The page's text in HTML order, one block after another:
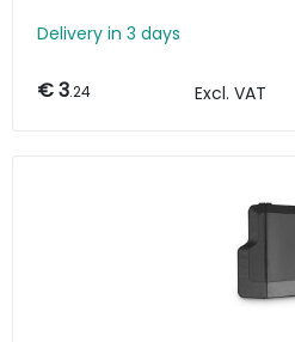
Delivery in 3 days
€ 3.24 Excl. VAT